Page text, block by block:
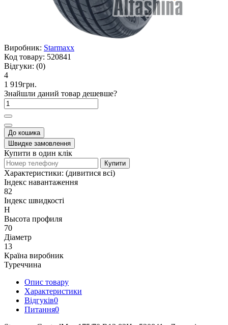
Виробник: Starmaxx
Код товару: 520841
Відгуки: (0)
4
1 919грн.
Знайшли даний товар дешевше?
До кошика
Швидке замовлення
Купити в один клік
Купити
Характеристики: (дивитися всі)
Індекс навантаження
82
Індекс швидкості
H
Высота профиля
70
Діаметр
13
Країна виробник
Туреччина
Опис товару
Характеристики
Відгуків0
Питання0